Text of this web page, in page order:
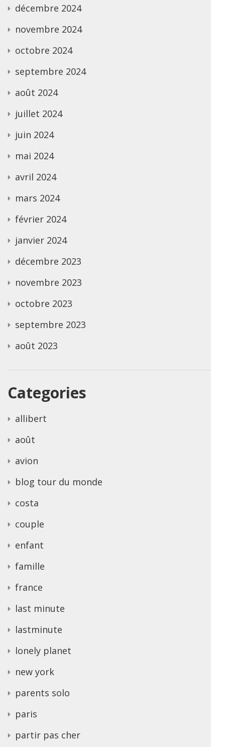
décembre 2024
novembre 2024
octobre 2024
septembre 2024
août 2024
juillet 2024
juin 2024
mai 2024
avril 2024
mars 2024
février 2024
janvier 2024
décembre 2023
novembre 2023
octobre 2023
septembre 2023
août 2023
Categories
allibert
août
avion
blog tour du monde
costa
couple
enfant
famille
france
last minute
lastminute
lonely planet
new york
parents solo
paris
partir pas cher